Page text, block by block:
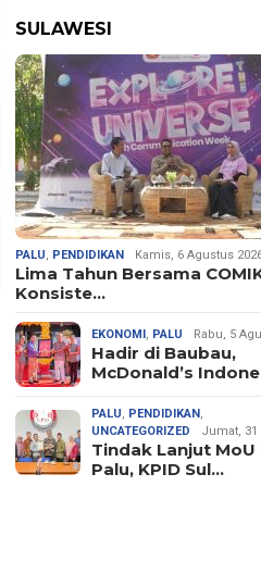
SULAWESI
PALU, PENDIDIKAN Kamis, 6 Agustus
Lima Tahun Bersama
Konsiste…
EKONOMI, PALU Rabu, 5
Hadir di Baubau,
McDonald’s
PALU, PENDIDIKAN,
UNCATEGORIZED
Jumat, 31
Tindak Lanjut MoU
Palu, KPID Sul…